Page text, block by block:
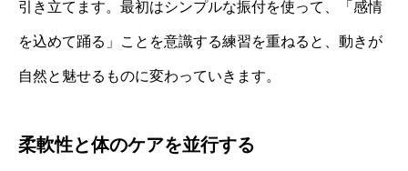
引き立てます。最初はシンプルな振付を使って、「感情
を込めて踊る」ことを意識する練習を重ねると、動きが
自然と魅せるものに変わっていきます。
柔軟性と体のケアを並行する